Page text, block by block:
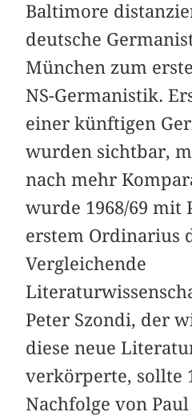
Baltimore
deutsche
München zum
NS-Germanistik.
einer künftigen
wurden sichtbar,
nach mehr
wurde 1968/69 mit
erstem Ordinarius
Vergleichende
Peter Szondi, der
diese neue
verkörperte, sollte
Nachfolge von